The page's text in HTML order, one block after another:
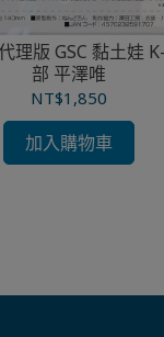
理版 GSC 黏土娃
部 平澤唯
NT$1,850
加入購物車